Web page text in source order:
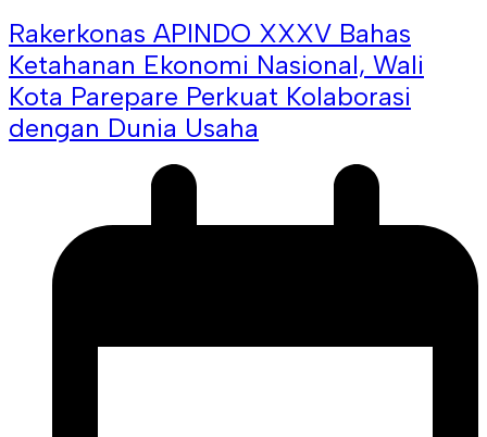
Rakerkonas APINDO XXXV Bahas
Ketahanan Ekonomi Nasional, Wali
Kota Parepare Perkuat Kolaborasi
dengan Dunia Usaha